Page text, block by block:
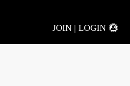
JOIN | LOGIN